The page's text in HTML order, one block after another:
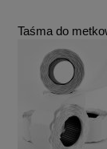
Taśma do